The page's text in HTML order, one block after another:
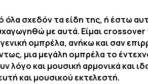
όλα σχεδόν τα είδη της, ή έστω
με αυτά. Είμαι crossover
ομπρέλα, ανήκω και σαν
μια μεγάλη ομπρέλα το
λόγο και μουσική αρμονικά και
και μουσικού εκτελεστή.